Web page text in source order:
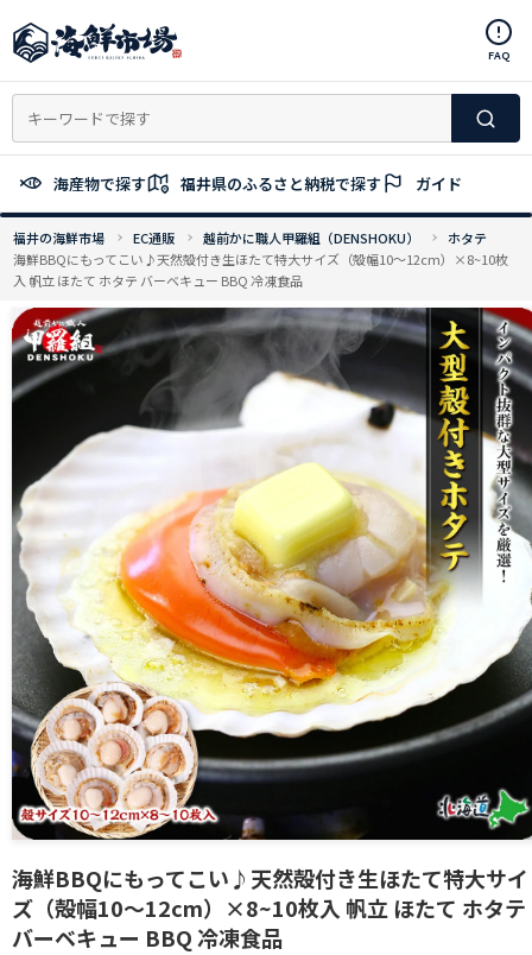
ン
ン
へ
ッ
プ
FAQ
海産物で探す 福井県のふるさと納税で探す ガイド
福井の海鮮市場 EC通販 越前かに職人甲羅組（DENSHOKU）
ホタテ
海鮮BBQにもってこい♪天然殻付き生ほたて特大サイズ（殻幅10〜12cm）×8~10枚
入 帆立 ほたて ホタテ バーベキュー BBQ 冷凍食品
海鮮BBQにもってこい♪天然殻付き生ほたて特大サイ
ズ（殻幅10〜12cm）×8~10枚入 帆立 ほたて ホタテ
バーベキュー BBQ 冷凍食品